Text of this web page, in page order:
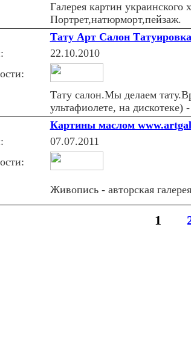
Галерея картин украинского
Портрет,натюрморт,пейзаж.
Тату Арт Салон
22.10.2010
Тату салон.Мы делаем
ультафиолете, на дискотеке)
Картины маслом
07.07.2011
Живопись - авторская галерея
1